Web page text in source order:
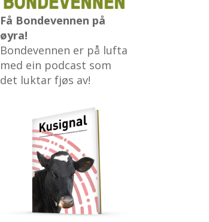
Få Bondevennen på
øyra!
Bondevennen er på lufta
med ein podcast som
det luktar fjøs av!